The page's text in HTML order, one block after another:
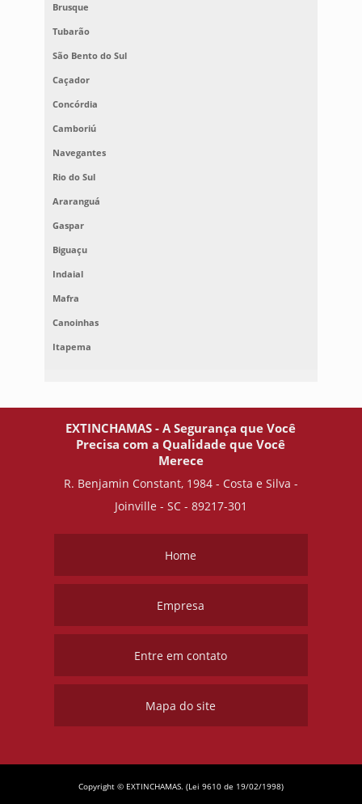
Brusque
Tubarão
São Bento do Sul
Caçador
Concórdia
Camboriú
Navegantes
Rio do Sul
Araranguá
Gaspar
Biguaçu
Indaial
Mafra
Canoinhas
Itapema
EXTINCHAMAS - A Segurança que Você
Precisa com a Qualidade que Você
Merece
R. Benjamin Constant, 1984 - Costa e Silva -
Joinville - SC - 89217-301
Home
Empresa
Entre em contato
Mapa do site
Copyright © EXTINCHAMAS. (Lei 9610 de 19/02/1998)